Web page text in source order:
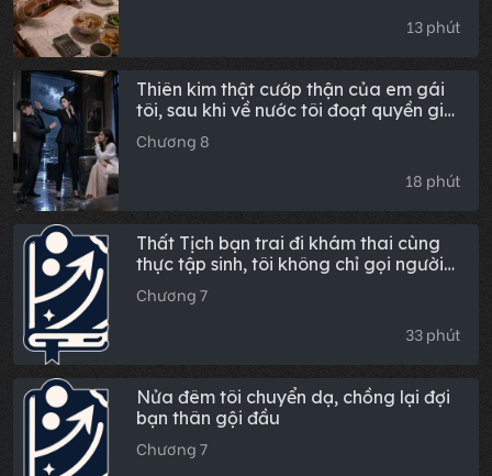
13 phút
Thiên kim thật cướp thận của em gái
tôi, sau khi về nước tôi đoạt quyền gia
tộc
Chương 8
18 phút
Thất Tịch bạn trai đi khám thai cùng
thực tập sinh, tôi không chỉ gọi người
đến "sưởi ấm" mà còn dạy anh ta cách
bù đắp
Chương 7
33 phút
Nửa đêm tôi chuyển dạ, chồng lại đợi
bạn thân gội đầu
Chương 7